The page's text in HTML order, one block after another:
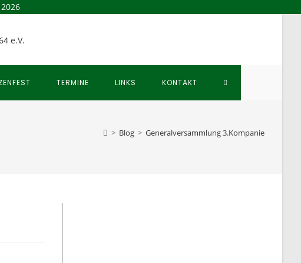
TERMINE LINKS KONTAKT WEBSITE-
> Blog > Generalversammlung 3.Kompanie